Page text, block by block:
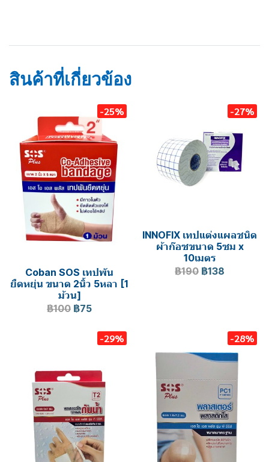
สินค้าที่เกี่ยวข้อง
-25%
Coban SOS เทปพัน
ยืดหยุ่น ขนาด 2นิ้ว 5หลา [1
ม้วน]
฿100 ฿75
-27%
INNOFIX เทปแต่งแผลชนิด
ผ้าก๊อซขนาด 5ซม x
10เมตร
฿190 ฿138
-29% -28%